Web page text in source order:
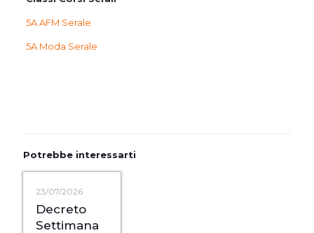
5A AFM Serale
5A Moda Serale
Potrebbe interessarti
23/07/2026
Decreto
Settimana